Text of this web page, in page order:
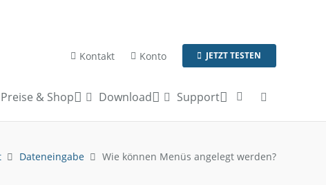
Kontakt Konto JETZT TESTEN
Preise & Shop Download Support
Dateneingabe Wie können Menüs angelegt werden?